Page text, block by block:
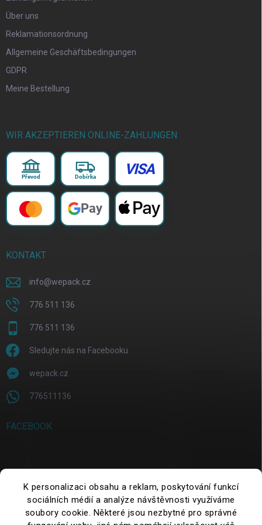
K personalizaci obsahu a reklam, poskytování funkcí
sociálních médií a analýze návštěvnosti využíváme
soubory cookie. Některé jsou nezbytné pro správné
Über uns
Reklamationsordnung
Allgemeine Geschäftsbedingungen
GDPR
Meine Bestellung
WIR AKZEPTIEREN ONLINE-ZAHLUNGEN
Převod Dobírka VISA
Pay
KONTAKT
info@wepack.cz
776 511 136
776 511 136
Sledujte nás na Facebooku
wepack.cz
776511136
FACEBOOK
Suchen